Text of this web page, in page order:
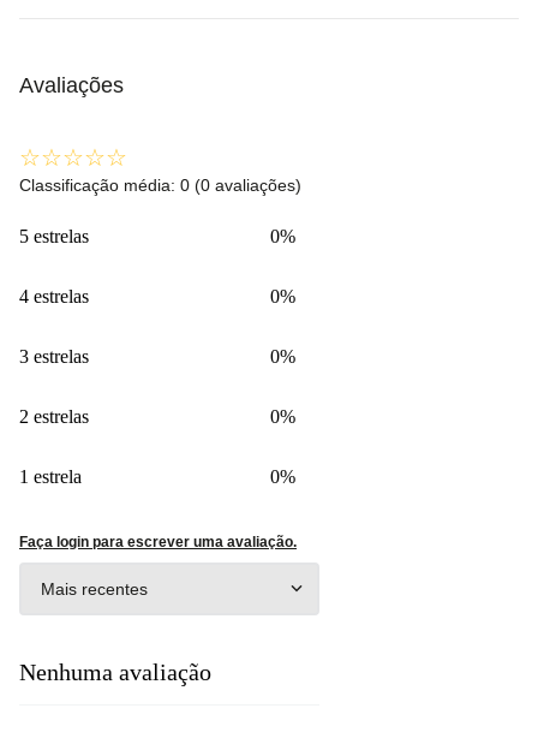
Avaliações
☆☆☆☆☆
Classificação média: 0 (0 avaliações)
5 estrelas 0%
4 estrelas 0%
3 estrelas 0%
2 estrelas 0%
1 estrela 0%
Faça login para escrever uma avaliação.
Mais recentes
Nenhuma avaliação